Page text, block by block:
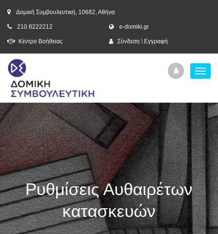
Δομική Συμβουλευτική, 10682, Αθήνα
210 8222212 e-domiki.gr
Κέντρο Βοήθειας Σύνδεση \ Εγγραφή
Ρυθμίσεις Αυθαιρέτων
κατασκευών